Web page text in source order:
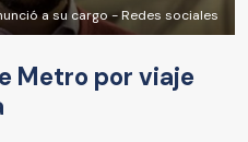
a su cargo - Redes sociales
Metro por viaje